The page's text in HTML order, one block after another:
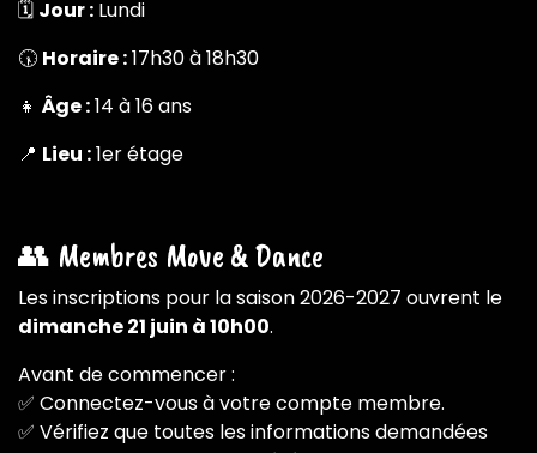
🗓️ Jour : Lundi
🕠 Horaire :17h30 à 18h30
👧 Âge :14 à 16 ans
📍 Lieu :1er étage
👥 Membres Move & Dance
Les inscriptions pour la saison 2026-2027 ouvrent le
dimanche 21 juin à 10h00.
Avant de commencer :
✅ Connectez-vous à votre compte membre.
✅ Vérifiez que toutes les informations demandées